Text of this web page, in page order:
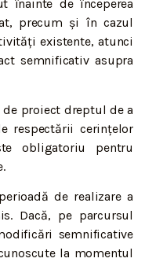
înainte de începerea
precum și în cazul
existente, atunci
semnificativ asupra
proiect dreptul de a
respectării cerințelor
obligatoriu pentru
de realizare a
Dacă, pe parcursul
semnificative
la momentul